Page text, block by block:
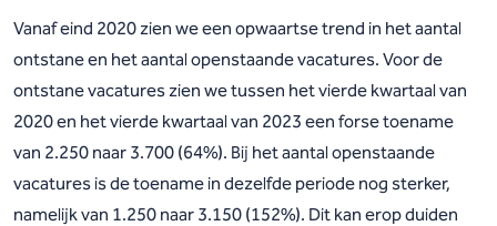
Vanaf eind 2020 zien we een opwaartse trend in het aantal
ontstane en het aantal openstaande vacatures. Voor de
ontstane vacatures zien we tussen het vierde kwartaal van
2020 en het vierde kwartaal van 2023 een forse toename
van 2.250 naar 3.700 (64%). Bij het aantal openstaande
vacatures is de toename in dezelfde periode nog sterker,
namelijk van 1.250 naar 3.150 (152%). Dit kan erop duiden